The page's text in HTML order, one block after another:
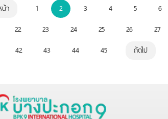
า 1 2 3 4 5 6
22 23 24 25 26 27
42 43 44 45 ถัดไป